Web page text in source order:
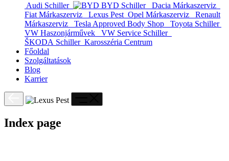
Audi Schiller BYD Schiller
Dacia Márkaszerviz
Fiat Márkaszerviz
Lexus Pest Opel Márkaszerviz
Renault
Márkaszerviz
Tesla Approved Body Shop
Toyota Schiller
VW Haszonjárművek
VW Service Schiller
ŠKODA Schiller Karosszéria Centrum
Főoldal
Szolgáltatások
Blog
Karrier
Index page